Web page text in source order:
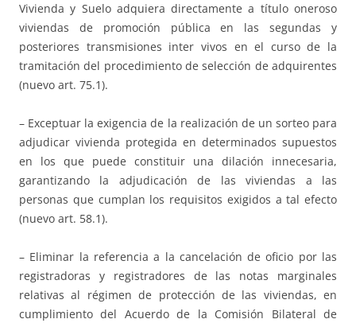
Vivienda y Suelo adquiera directamente a título oneroso
viviendas de promoción pública en las segundas y
posteriores transmisiones inter vivos en el curso de la
tramitación del procedimiento de selección de adquirentes
(nuevo art. 75.1).
– Exceptuar la exigencia de la realización de un sorteo para
adjudicar vivienda protegida en determinados supuestos
en los que puede constituir una dilación innecesaria,
garantizando la adjudicación de las viviendas a las
personas que cumplan los requisitos exigidos a tal efecto
(nuevo art. 58.1).
– Eliminar la referencia a la cancelación de oficio por las
registradoras y registradores de las notas marginales
relativas al régimen de protección de las viviendas, en
cumplimiento del Acuerdo de la Comisión Bilateral de